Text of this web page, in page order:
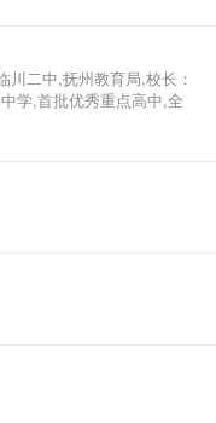
二中,抚州教育局,校长：
学,首批优秀重点高中,全